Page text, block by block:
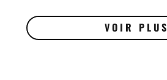
VOIR PLUS